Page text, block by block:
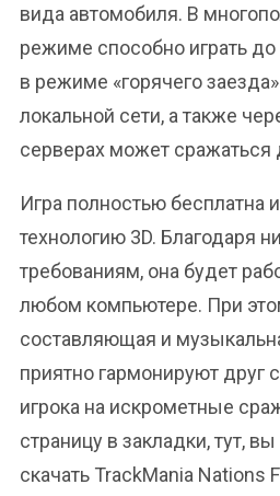
вида автомобиля. В
режиме способно играть до
в режиме «горячего
локальной сети, а также
серверах может сражаться
Игра полностью бесплатна
технологию 3D. Благодаря
требованиям, она будет
любом компьютере. При
составляющая и
приятно гармонируют друг
игрока на искрометные
страницу в закладки, тут,
скачать TrackMania Nations